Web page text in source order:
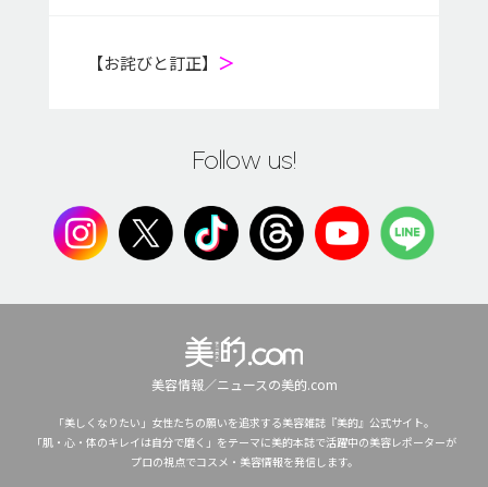
【お詫びと訂正】 ＞
Follow us!
美容情報／ニュースの美的.com
「美しくなりたい」女性たちの願いを追求する美容雑誌『美的』公式サイト。
「肌・心・体のキレイは自分で磨く」をテーマに美的本誌で活躍中の美容レポーターが
プロの視点でコスメ・美容情報を発信します。